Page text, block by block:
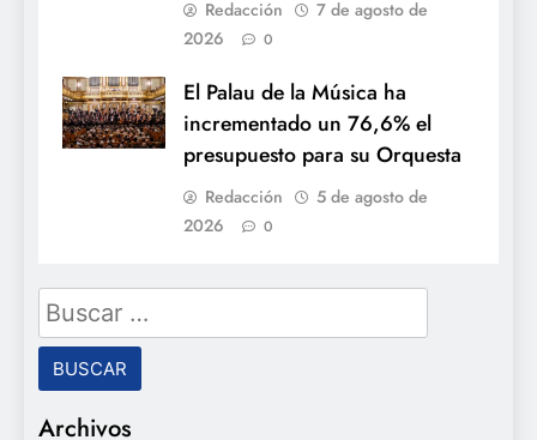
Redacción
7 de agosto de
2026
0
El Palau de la Música ha
incrementado un 76,6% el
presupuesto para su Orquesta
Redacción
5 de agosto de
2026
0
Buscar:
Archivos